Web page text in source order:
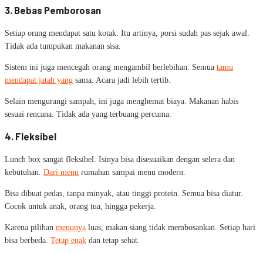
3. Bebas Pemborosan
Setiap orang mendapat satu kotak. Itu artinya, porsi sudah pas sejak awal.
Tidak ada tumpukan makanan sisa.
Sistem ini juga mencegah orang mengambil berlebihan. Semua tamu
mendapat jatah yang sama. Acara jadi lebih tertib.
Selain mengurangi sampah, ini juga menghemat biaya. Makanan habis
sesuai rencana. Tidak ada yang terbuang percuma.
4. Fleksibel
Lunch box sangat fleksibel. Isinya bisa disesuaikan dengan selera dan
kebutuhan. Dari menu rumahan sampai menu modern.
Bisa dibuat pedas, tanpa minyak, atau tinggi protein. Semua bisa diatur.
Cocok untuk anak, orang tua, hingga pekerja.
Karena pilihan menunya luas, makan siang tidak membosankan. Setiap hari
bisa berbeda. Tetap enak dan tetap sehat.